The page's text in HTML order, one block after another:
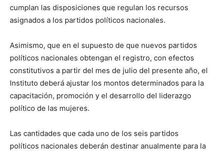
cumplan las disposiciones que regulan los recursos
asignados a los partidos políticos nacionales.
Asimismo, que en el supuesto de que nuevos partidos
políticos nacionales obtengan el registro, con efectos
constitutivos a partir del mes de julio del presente año, el
Instituto deberá ajustar los montos determinados para la
capacitación, promoción y el desarrollo del liderazgo
político de las mujeres.
Las cantidades que cada uno de los seis partidos
políticos nacionales deberán destinar anualmente para la